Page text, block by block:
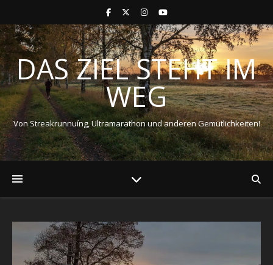
DAS ZIEL STEHT IM
WEG
Von Streakrunnuíng, Ultramarathon und anderen Gemütlichkeiten!